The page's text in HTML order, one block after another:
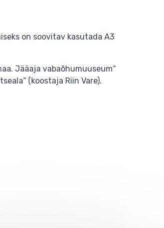
on soovitav kasutada A3
Jääaja vabaõhumuuseum“
(koostaja Riin Vare).